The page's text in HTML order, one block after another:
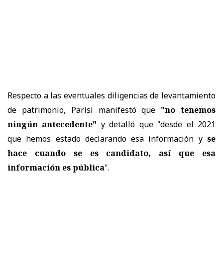
Respecto a las eventuales diligencias de levantamiento
de patrimonio, Parisi manifestó que "no tenemos
ningún antecedente" y detalló que "desde el 2021
que hemos estado declarando esa información yse
hace cuando se es candidato, así que esa
información es pública".